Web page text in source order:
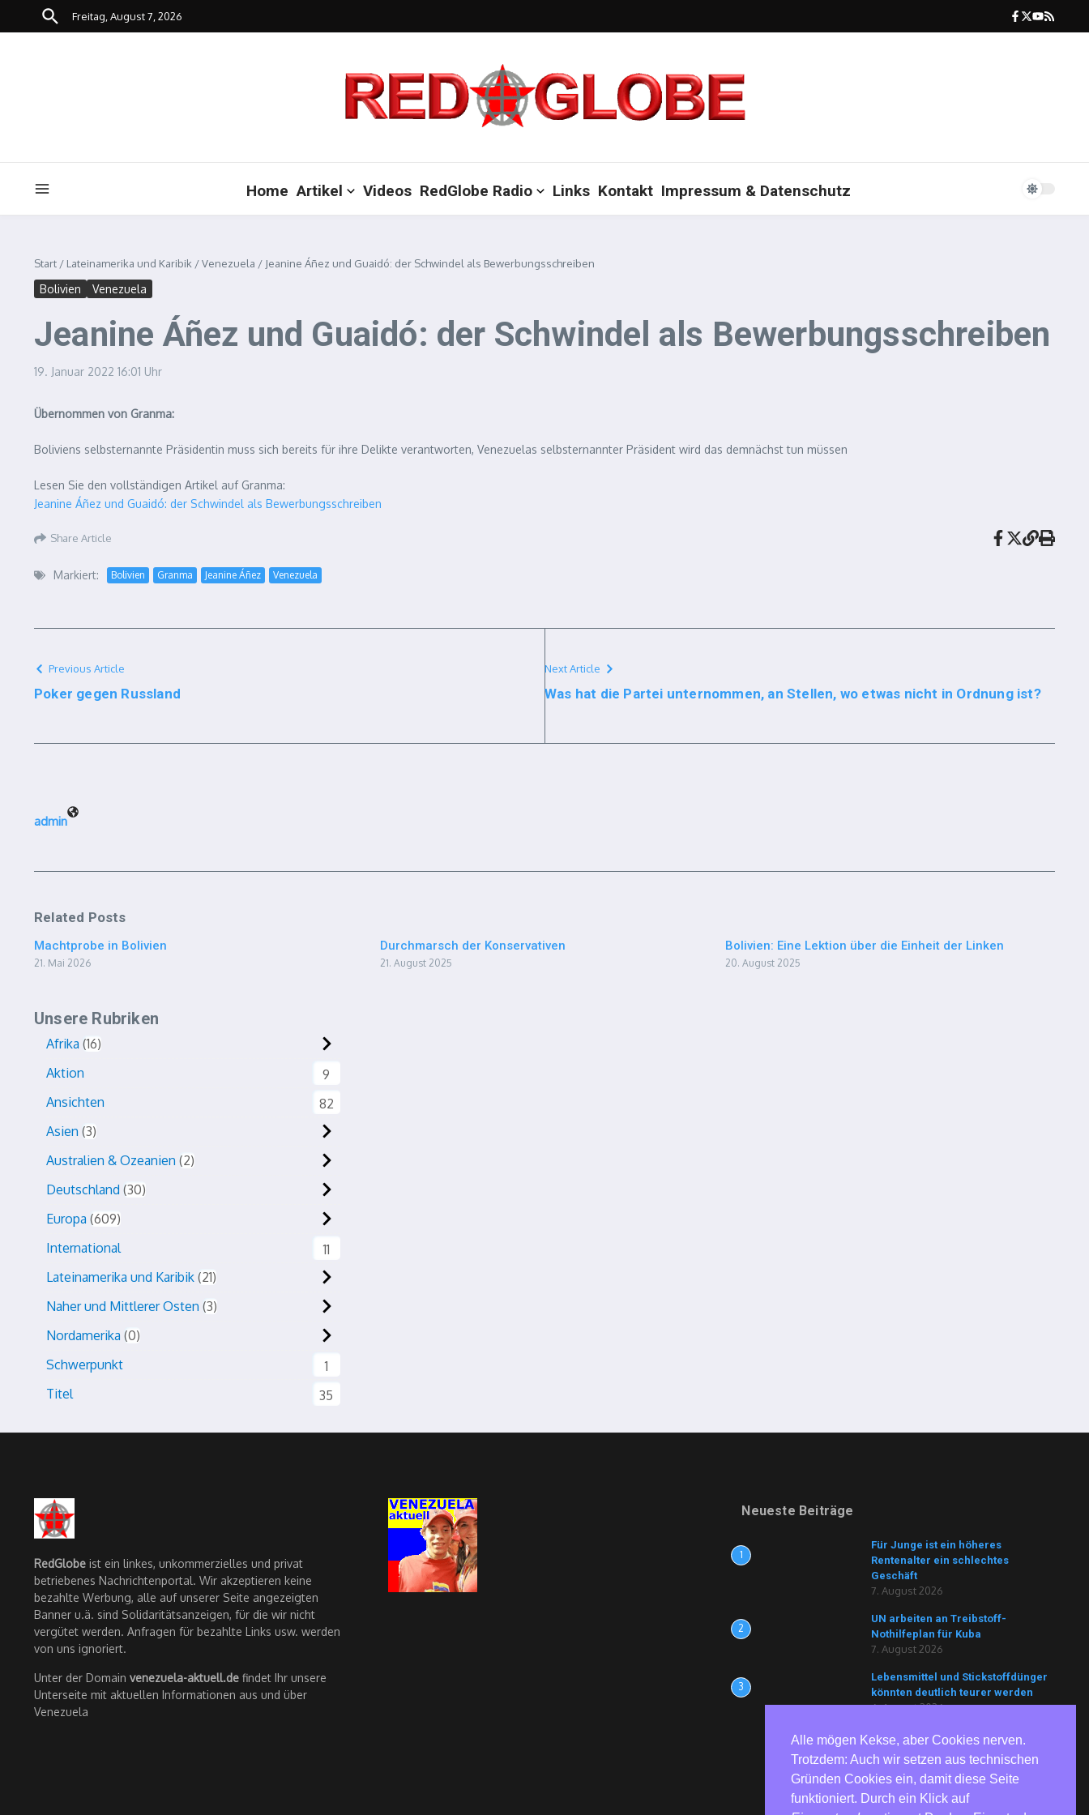
Zum Inhalt springen
Freitag, August 7, 2026
Home Artikel Videos RedGlobe Radio Links Kontakt Impressum & Datenschutz
Start / Lateinamerika und Karibik /Venezuela / Jeanine Áñez und Guaidó: der Schwindel als Bewerbungsschreiben
Bolivien Venezuela
Jeanine Áñez und Guaidó: der Schwindel als Bewerbungsschreiben
19. Januar 2022 16:01 Uhr
Übernommen von Granma:
Boliviens selbsternannte Präsidentin muss sich bereits für ihre Delikte verantworten, Venezuelas selbsternannter Präsident wird das demnächst tun müssen
Lesen Sie den vollständigen Artikel auf Granma:
Jeanine Áñez und Guaidó: der Schwindel als Bewerbungsschreiben
Share Article
Markiert: Bolivien Granma Jeanine Áñez Venezuela
Previous Article
Poker gegen Russland
Next Article
Was hat die Partei unternommen, an Stellen, wo etwas nicht in Ordnung ist?
admin
Related Posts
Machtprobe in Bolivien
21. Mai 2026
Durchmarsch der Konservativen
21. August 2025
Bolivien: Eine Lektion über die Einheit der Linken
20. August 2025
Unsere Rubriken
Afrika 16
Aktion
9
Ansichten
82
Asien 3
Australien & Ozeanien 2
Deutschland 30
Europa 609
International
11
Lateinamerika und Karibik 21
Naher und Mittlerer Osten 3
Nordamerika 0
Schwerpunkt
1
Titel
35
RedGlobe ist ein linkes, unkommerzielles und privat
betriebenes Nachrichtenportal. Wir akzeptieren keine
bezahlte Werbung, alle auf unserer Seite angezeigten
Banner u.ä. sind Solidaritätsanzeigen, für die wir nicht
vergütet werden. Anfragen für bezahlte Links usw. werden
von uns ignoriert.
Unter der Domain venezuela-aktuell.de findet Ihr unsere
Unterseite mit aktuellen Informationen aus und über
Venezuela
Neueste Beiträge
1
Für Junge ist ein höheres
Rentenalter ein schlechtes
Geschäft
7. August 2026
2
UN arbeiten an Treibstoff-
Nothilfeplan für Kuba
7. August 2026
3
Lebensmittel und Stickstoffdünger
könnten deutlich teurer werden
6. August 2026
Alle mögen Kekse, aber Cookies nerven.
Trotzdem: Auch wir setzen aus technischen
Gründen Cookies ein, damit diese Seite
funktioniert. Durch ein Klick auf